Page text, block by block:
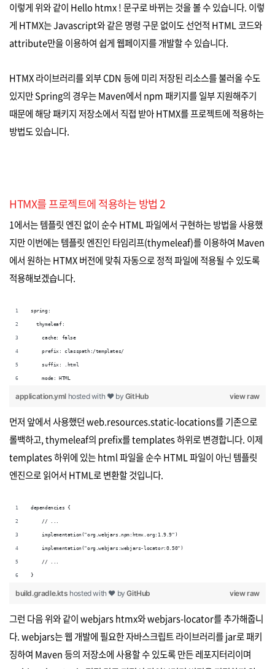
이렇게 위와 같이 Hello htmx ! 문구로 바뀌는 것을 볼 수 있습니다. 이렇
게 HTMX는 Javascript와 같은 명령 구문 없이도 선언적 HTML 코드와
attribute만을 이용하여 쉽게 웹페이지를 개발할 수 있습니다.
HTMX 라이브러리를 외부 CDN 등에 미리 저장된 리소스를 불러올 수도
있지만 Spring의 경우는 Maven에서 npm 패키지를 일부 지원해주기
때문에 해당 패키지 저장소에서 직접 받아 HTMX를 프로젝트에 적용하는
방법도 있습니다.
HTMX를 프로젝트에 적용하는 방법 2
1에서는 템플릿 엔진 없이 순수 HTML 파일에서 구현하는 방법을 사용했
지만 이번에는 템플릿 엔진인 타임리프(thymeleaf)를 이용하여 Maven
에서 원하는 HTMX 버전에 맞춰 자동으로 정적 파일에 적용될 수 있도록
적용해보겠습니다.
spring:
  thymeleaf:
    cache: false
    prefix: classpath:/templates/
    suffix: .html
    mode: HTML
view raw
application.yml hosted with ❤ by GitHub
먼저 앞에서 사용했던 web.resources.static-locations를 기존으로
롤백하고, thymeleaf의 prefix를 templates 하위로 변경합니다. 이제
templates 하위에 있는 html 파일을 순수 HTML 파일이 아닌 템플릿
엔진으로 읽어서 HTML로 변환할 것입니다.
dependencies {
    // ...
    implementation("org.webjars.npm:htmx.org:1.9.9")
    implementation("org.webjars:webjars-locator:0.50")
    // ...
}
view raw
build.gradle.kts hosted with ❤ byGitHub
그런 다음 위와 같이 webjars htmx와 webjars-locator를 추가해줍니
다. webjars는 웹 개발에 필요한 자바스크립트 라이브러리를 jar로 패키
징하여 Maven 등의 저장소에 사용할 수 있도록 만든 레포지터리이며